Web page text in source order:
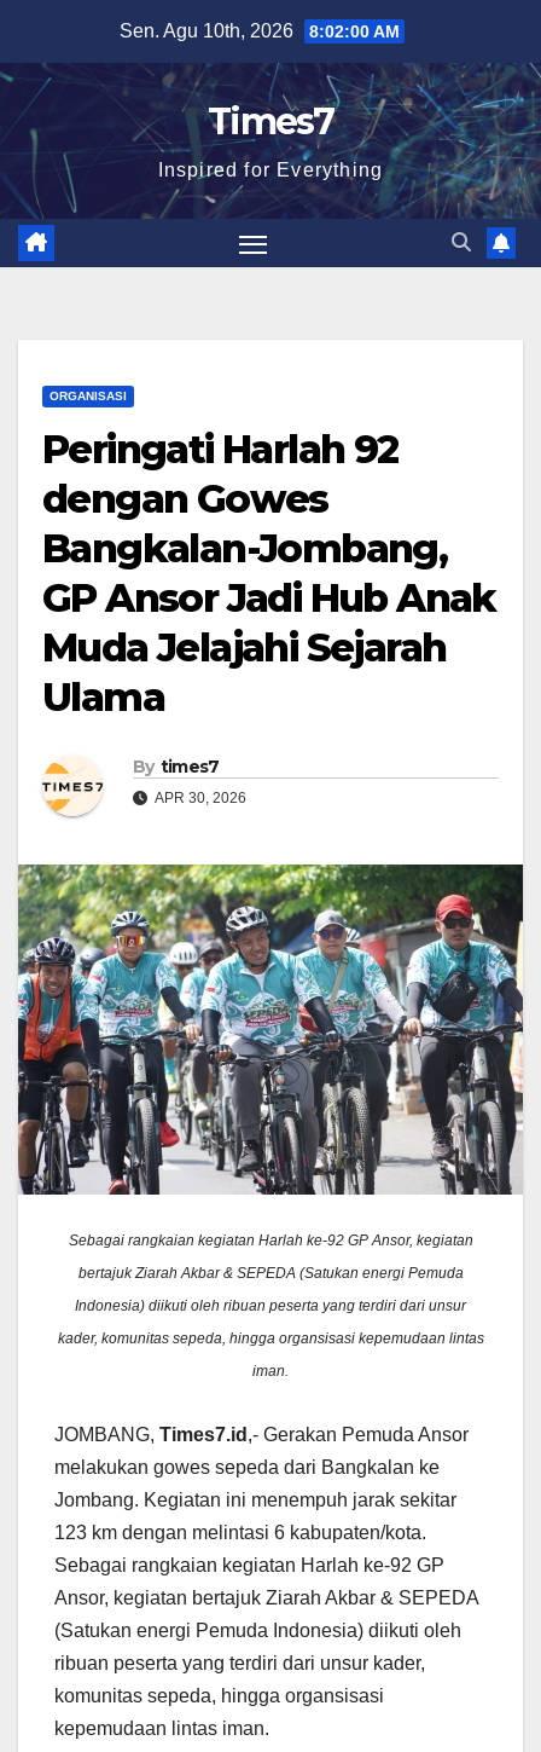
content
Sen. Agu 10th, 2026 8:02:01 AM
Times7
Inspired for Everything
ORGANISASI
Peringati Harlah 92
dengan Gowes
Bangkalan-Jombang,
GP Ansor Jadi Hub Anak
Muda Jelajahi Sejarah
Ulama
By times7
APR 30, 2026
Sebagai rangkaian kegiatan Harlah ke-92 GP Ansor, kegiatan
bertajuk Ziarah Akbar & SEPEDA (Satukan energi Pemuda
Indonesia) diikuti oleh ribuan peserta yang terdiri dari unsur
kader, komunitas sepeda, hingga organsisasi kepemudaan lintas
iman.
JOMBANG, Times7.id ,- Gerakan Pemuda Ansor
melakukan gowes sepeda dari Bangkalan ke
Jombang. Kegiatan ini menempuh jarak sekitar
123 km dengan melintasi 6 kabupaten/kota.
Sebagai rangkaian kegiatan Harlah ke-92 GP
Ansor, kegiatan bertajuk Ziarah Akbar & SEPEDA
(Satukan energi Pemuda Indonesia) diikuti oleh
ribuan peserta yang terdiri dari unsur kader,
komunitas sepeda, hingga organsisasi
kepemudaan lintas iman.